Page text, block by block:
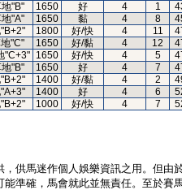
"B" 1650 好 4 1
"A" 1650 黏 4 8
1800 好/快 4 11
"C" 1650 好/黏 4 12
"C+3" 1650 好/快 4 5
"B" 1650 好 4 7
1400 好/黏 4 2
1400 好 4 6
1000 好/快 4 7
供馬迷作個人娛樂資訊之用。但
能準確，馬會就此並無責任。至於賽